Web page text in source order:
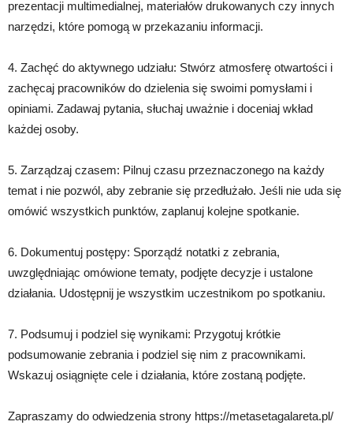
prezentacji multimedialnej, materiałów drukowanych czy innych
narzędzi, które pomogą w przekazaniu informacji.
4. Zachęć do aktywnego udziału: Stwórz atmosferę otwartości i
zachęcaj pracowników do dzielenia się swoimi pomysłami i
opiniami. Zadawaj pytania, słuchaj uważnie i doceniaj wkład
każdej osoby.
5. Zarządzaj czasem: Pilnuj czasu przeznaczonego na każdy
temat i nie pozwól, aby zebranie się przedłużało. Jeśli nie uda się
omówić wszystkich punktów, zaplanuj kolejne spotkanie.
6. Dokumentuj postępy: Sporządź notatki z zebrania,
uwzględniając omówione tematy, podjęte decyzje i ustalone
działania. Udostępnij je wszystkim uczestnikom po spotkaniu.
7. Podsumuj i podziel się wynikami: Przygotuj krótkie
podsumowanie zebrania i podziel się nim z pracownikami.
Wskazuj osiągnięte cele i działania, które zostaną podjęte.
Zapraszamy do odwiedzenia strony https://metasetagalareta.pl/